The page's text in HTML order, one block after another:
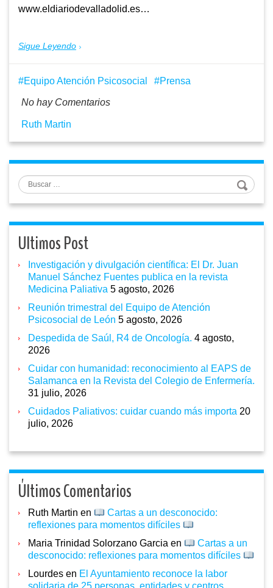
www.eldiariodevalladolid.es…
Sigue Leyendo
Equipo Atención Psicosocial Prensa
No hay Comentarios
Ruth Martin
Buscar
Ultimos Post
Investigación y divulgación científica: El Dr. Juan
Manuel Sánchez Fuentes publica en la revista
Medicina Paliativa 5 agosto, 2026
Reunión trimestral del Equipo de Atención
Psicosocial de León 5 agosto, 2026
Despedida de Saúl, R4 de Oncología. 4 agosto,
2026
Cuidar con humanidad: reconocimiento al EAPS de
Salamanca en la Revista del Colegio de Enfermería.
31 julio, 2026
Cuidados Paliativos: cuidar cuando más importa 20
julio, 2026
Últimos Comentarios
Ruth Martin en
Cartas a un desconocido:
reflexiones para momentos difíciles
Maria Trinidad Solorzano Garcia en
Cartas a un
desconocido: reflexiones para momentos difíciles
Lourdes en El Ayuntamiento reconoce la labor